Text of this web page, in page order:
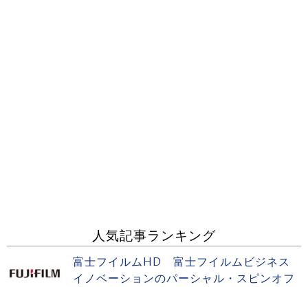
人気記事ランキング
富士フイルムHD 富士フイルムビジネス
イノベーションのパーシャル・スピンオフ